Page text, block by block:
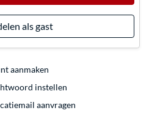
als gast
aanmaken
instellen
aanvragen